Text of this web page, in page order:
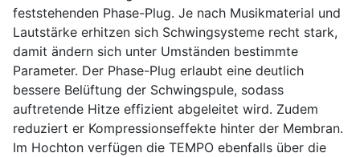
feststehenden Phase-Plug. Je nach Musikmaterial und
Lautstärke erhitzen sich Schwingsysteme recht stark,
damit ändern sich unter Umständen bestimmte
Parameter. Der Phase-Plug erlaubt eine deutlich
bessere Belüftung der Schwingspule, sodass
auftretende Hitze effizient abgeleitet wird. Zudem
reduziert er Kompressionseffekte hinter der Membran.
Im Hochton verfügen die TEMPO ebenfalls über die